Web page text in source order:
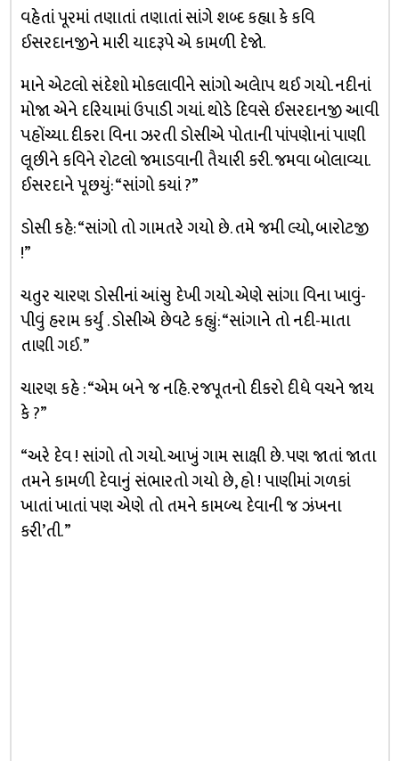
વહેતાં પૂરમાં તણાતાં તણાતાં સાંગે શબ્દ કહ્યા કે કવિ
ઈસરદાનજીને મારી યાદરૂપે એ કામળી દેજો.
માને એટલો સંદેશો મોકલાવીને સાંગો અલેાપ થઈ ગયો. નદીનાં
મોજા એને દરિયામાં ઉપાડી ગયાં. થોડે દિવસે ઈસરદાનજી આવી
પહોંચ્યા. દીકરા વિના ઝરતી ડોસીએ પોતાની પાંપણેાનાં પાણી
લૂછીને કવિને રોટલો જમાડવાની તૈયારી કરી. જમવા બોલાવ્યા.
ઈસરદાને પૂછયું: “સાંગો કયાં ?”
ડોસી કહે: “સાંગો તો ગામતરે ગયો છે. તમે જમી લ્યો, બારોટજી
!”
ચતુર ચારણ ડોસીનાં આંસુ દેખી ગયો. એણે સાંગા વિના ખાવું-
પીવું હરામ કર્યું . ડોસીએ છેવટે કહ્યું: “સાંગાને તો નદી-માતા
તાણી ગઈ. ”
ચારણ કહે : “એમ બને જ નહિ. રજપૂતનો દીકરો દીધે વચને જાય
કે ?”
“અરે દેવ ! સાંગો તો ગયો. આખું ગામ સાક્ષી છે. પણ જાતાં જાતા
તમને કામળી દેવાનું સંભારતો ગયો છે, હો ! પાણીમાં ગળકાં
ખાતાં ખાતાં પણ એણે તો તમને કામળ્ય દેવાની જ ઝંખના
કરી’તી. ”